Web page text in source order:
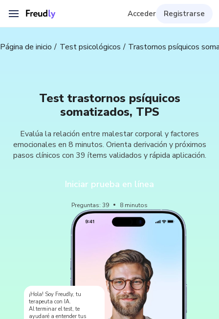
Acceder Registrarse
Página de inicio Test psicológicos Trastornos psíquicos
Test trastornos psíquicos
somatizados, TPS
Evalúa la relación entre malestar corporal y factores
emocionales en 8 minutos. Orienta derivación y próximos
pasos clínicos con 39 ítems validados y rápida aplicación.
Iniciar prueba en línea
Preguntas:39 8 minutos
¡Hola! Soy Freudly, tu
terapeuta con IA.
Al terminar el test, te
ayudaré a entender tus